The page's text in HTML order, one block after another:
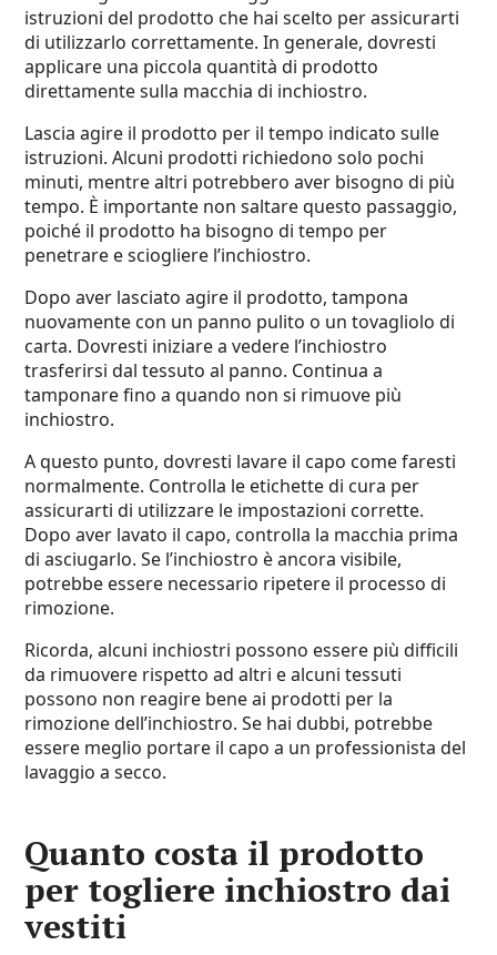
istruzioni del prodotto che hai scelto per assicurarti
di utilizzarlo correttamente. In generale, dovresti
applicare una piccola quantità di prodotto
direttamente sulla macchia di inchiostro.
Lascia agire il prodotto per il tempo indicato sulle
istruzioni. Alcuni prodotti richiedono solo pochi
minuti, mentre altri potrebbero aver bisogno di più
tempo. È importante non saltare questo passaggio,
poiché il prodotto ha bisogno di tempo per
penetrare e sciogliere l’inchiostro.
Dopo aver lasciato agire il prodotto, tampona
nuovamente con un panno pulito o un tovagliolo di
carta. Dovresti iniziare a vedere l’inchiostro
trasferirsi dal tessuto al panno. Continua a
tamponare fino a quando non si rimuove più
inchiostro.
A questo punto, dovresti lavare il capo come faresti
normalmente. Controlla le etichette di cura per
assicurarti di utilizzare le impostazioni corrette.
Dopo aver lavato il capo, controlla la macchia prima
di asciugarlo. Se l’inchiostro è ancora visibile,
potrebbe essere necessario ripetere il processo di
rimozione.
Ricorda, alcuni inchiostri possono essere più difficili
da rimuovere rispetto ad altri e alcuni tessuti
possono non reagire bene ai prodotti per la
rimozione dell’inchiostro. Se hai dubbi, potrebbe
essere meglio portare il capo a un professionista del
lavaggio a secco.
Quanto costa il prodotto
per togliere inchiostro dai
vestiti